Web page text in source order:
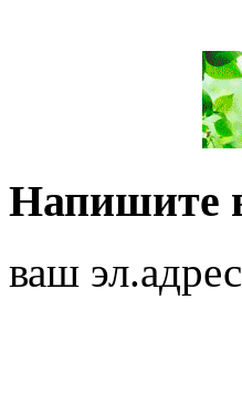
Напишите
ваш